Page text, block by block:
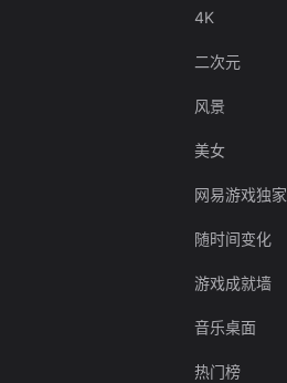
4K
二次元
风景
美女
网易游戏独家
随时间变化
游戏成就墙
音乐桌面
热门榜